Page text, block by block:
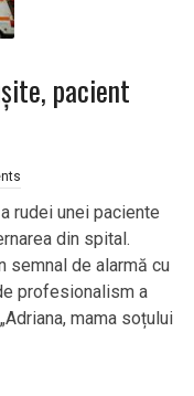
pacient
rudei unei paciente
din spital.
semnal de alarmă cu
profesionalism a
mama soțului